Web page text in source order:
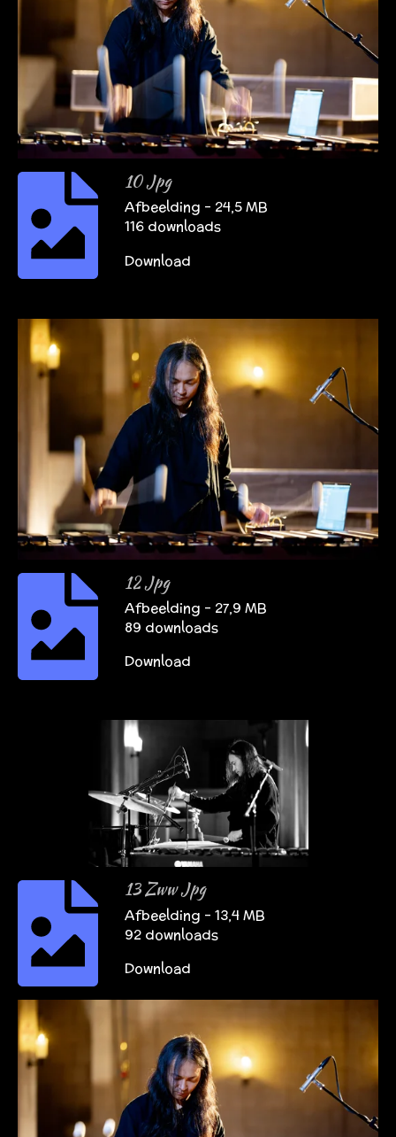
10 Jpg
Afbeelding – 24,5 MB
116 downloads
Download
12 Jpg
Afbeelding – 27,9 MB
89 downloads
Download
13 Zww Jpg
Afbeelding – 13,4 MB
92 downloads
Download